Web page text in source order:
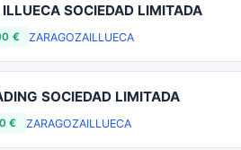
SOCIEDAD LIMITADA
€ ZARAGOZAILLUECA
SOCIEDAD LIMITADA
€ ZARAGOZAILLUECA